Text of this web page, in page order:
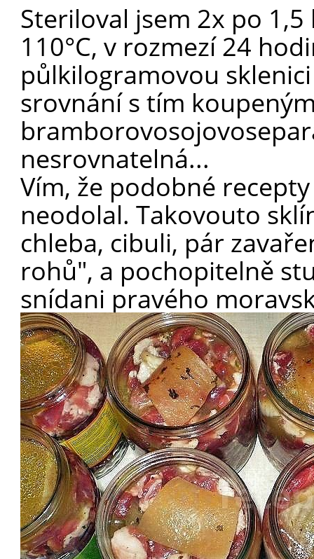
Steriloval jsem 2x po
110°C, v rozmezí 24
půlkilogramovou
srovnání s tím
nesrovnatelná...
Vím, že podobné
neodolal. Takovouto
chleba, cibuli, pár
rohů", a pochopitelně
snídani pravého